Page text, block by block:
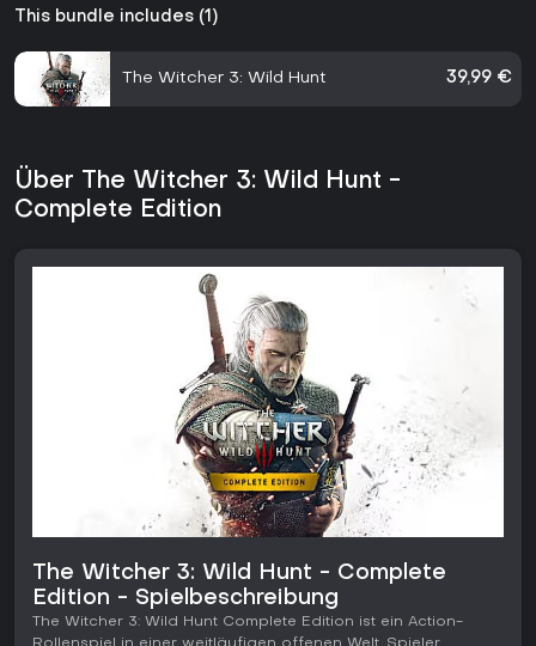
This bundle includes (1)
The Witcher 3: Wild Hunt 39,99 €
Über The Witcher 3: Wild Hunt -
Complete Edition
The Witcher 3: Wild Hunt - Complete
Edition - Spielbeschreibung
The Witcher 3: Wild Hunt Complete Edition ist ein Action-